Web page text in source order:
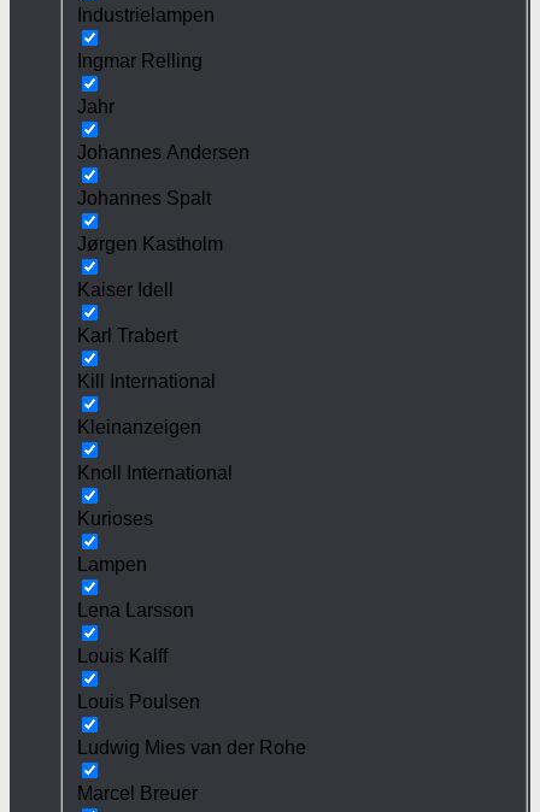
Industrielampen
Ingmar Relling
Jahr
Johannes Andersen
Johannes Spalt
Jørgen Kastholm
Kaiser Idell
Karl Trabert
Kill International
Kleinanzeigen
Knoll International
Kurioses
Lampen
Lena Larsson
Louis Kalff
Louis Poulsen
Ludwig Mies van der Rohe
Marcel Breuer